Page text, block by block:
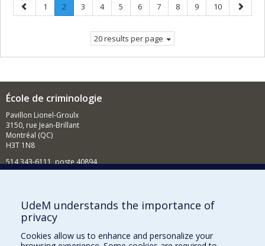
Previous
page
Page
1 Page
2
Current
Page
3 Page
4 Page
5 Page
6 Page
7 Page
8 Page
9 Page
10
Next
page
20 results per page
École de criminologie
Pavillon Lionel-Groulx
3150, rue Jean-Brillant
Montréal (QC)
H3T 1N8
514 343-6111, poste 40894
Comment soutenir l'École?
BESOIN D'AIDE?
Plan du site
UdeM understands the importance of
privacy
Cookies allow us to enhance and personalize your